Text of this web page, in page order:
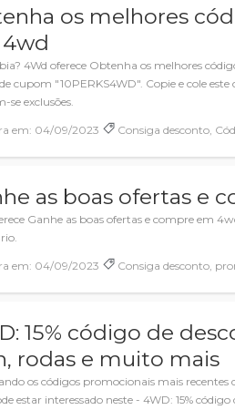
os melhores
4Wd oferece Obtenha os melhores
cupom "10PERKS4WD". Copie e cole
se exclusões.
em: 04/09/2023 Consiga desconto,
as boas ofertas e
Ganhe as boas ofertas e compre em
em: 04/09/2023 Consiga desconto,
15% código de
rodas e muito mais
os códigos promocionais mais
estar interessado neste - 4WD: 15%